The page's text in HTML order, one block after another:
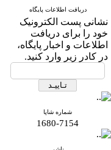
دریافت اطلاعات پایگاه
نشانی پست الکترونیک
خود را برای دریافت
اطلاعات و اخبار پایگاه،
در کادر زیر وارد کنید.
شماره شاپا
1680-7154